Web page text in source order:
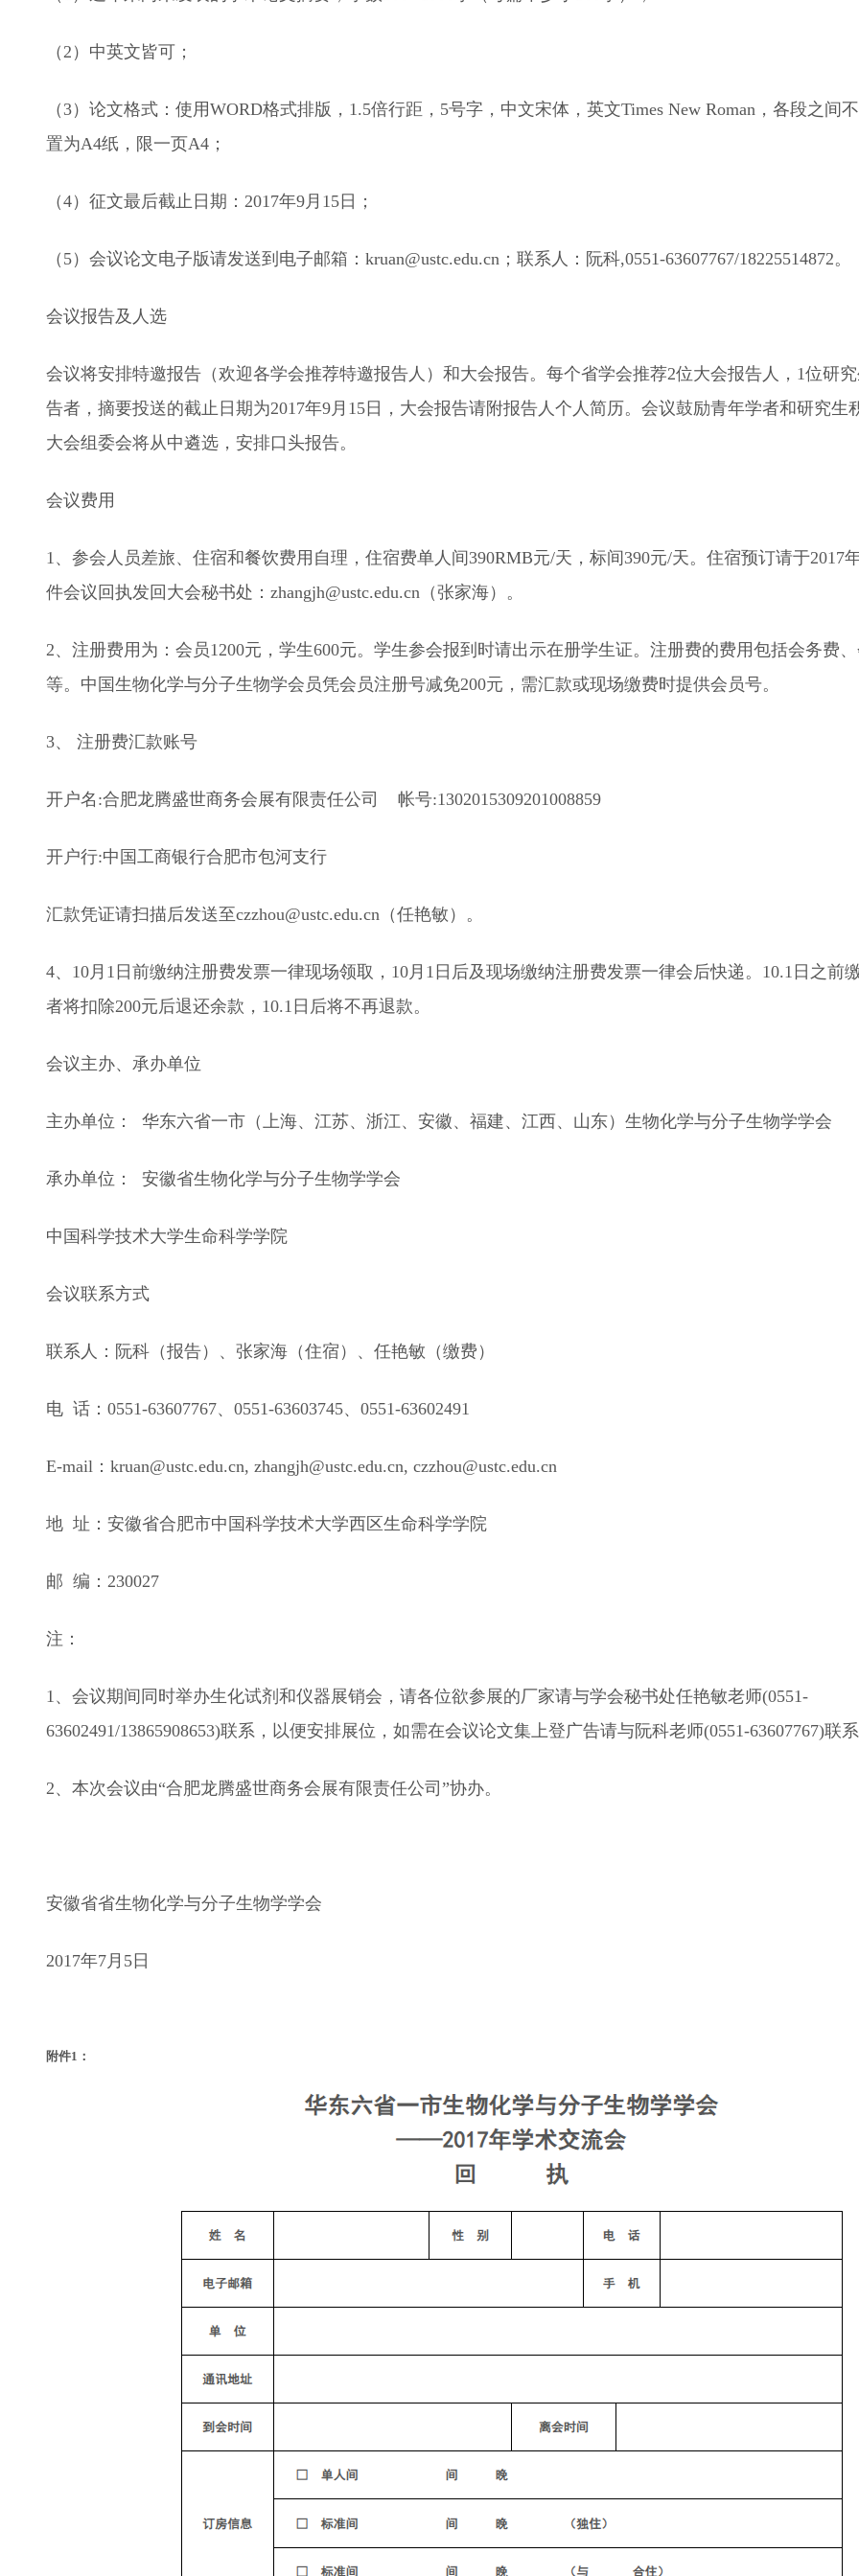
（2）中英文皆可；
（3）论文格式：使用WORD格式排版，1.5倍行距，5号字，中文宋体，英文Times New Roman，各段之间
置为A4纸，限一页A4；
（4）征文最后截止日期：2017年9月15日；
（5）会议论文电子版请发送到电子邮箱：kruan@ustc.edu.cn；联系人：阮科,0551-63607767/18225514872。
会议报告及人选
会议将安排特邀报告（欢迎各学会推荐特邀报告人）和大会报告。每个省学会推荐2位大会报告人，1位研
告者，摘要投送的截止日期为2017年9月15日，大会报告请附报告人个人简历。会议鼓励青年学者和研究生
大会组委会将从中遴选，安排口头报告。
会议费用
1、参会人员差旅、住宿和餐饮费用自理，住宿费单人间390RMB元/天，标间390元/天。住宿预订请于2017
件会议回执发回大会秘书处：zhangjh@ustc.edu.cn（张家海）。
2、注册费用为：会员1200元，学生600元。学生参会报到时请出示在册学生证。注册费的费用包括会务费
等。中国生物化学与分子生物学会员凭会员注册号减免200元，需汇款或现场缴费时提供会员号。
3、 注册费汇款账号
开户名:合肥龙腾盛世商务会展有限责任公司 帐号:1302015309201008859
开户行:中国工商银行合肥市包河支行
汇款凭证请扫描后发送至czzhou@ustc.edu.cn（任艳敏）。
4、10月1日前缴纳注册费发票一律现场领取，10月1日后及现场缴纳注册费发票一律会后快递。10.1日之前
者将扣除200元后退还余款，10.1日后将不再退款。
会议主办、承办单位
主办单位： 华东六省一市（上海、江苏、浙江、安徽、福建、江西、山东）生物化学与分子生物学学会
承办单位： 安徽省生物化学与分子生物学学会
中国科学技术大学生命科学学院
会议联系方式
联系人：阮科（报告）、张家海（住宿）、任艳敏（缴费）
电 话：0551-63607767、0551-63603745、0551-63602491
E-mail： kruan@ustc.edu.cn, zhangjh@ustc.edu.cn, czzhou@ustc.edu.cn
地 址：安徽省合肥市中国科学技术大学西区生命科学学院
邮 编：230027
注：
1、会议期间同时举办生化试剂和仪器展销会，请各位欲参展的厂家请与学会秘书处任艳敏老师(0551-
63602491/13865908653)联系，以便安排展位，如需在会议论文集上登广告请与阮科老师(0551-63607767)联系
2、本次会议由“合肥龙腾盛世商务会展有限责任公司”协办。
安徽省省生物化学与分子生物学学会
2017年7月5日
附件1：